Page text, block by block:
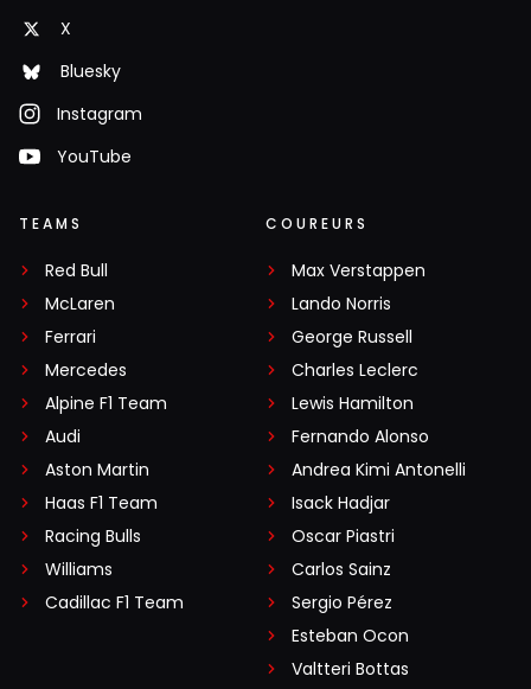
X
Bluesky
Instagram
YouTube
TEAMS
Red Bull
McLaren
Ferrari
Mercedes
Alpine F1 Team
Audi
Aston Martin
Haas F1 Team
Racing Bulls
Williams
Cadillac F1 Team
COUREURS
Max Verstappen
Lando Norris
George Russell
Charles Leclerc
Lewis Hamilton
Fernando Alonso
Andrea Kimi Antonelli
Isack Hadjar
Oscar Piastri
Carlos Sainz
Sergio Pérez
Esteban Ocon
Valtteri Bottas